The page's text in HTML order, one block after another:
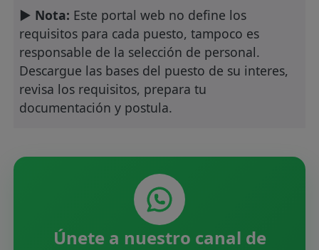
► Nota: Este portal web no define los
requisitos para cada puesto, tampoco es
responsable de la selección de personal.
Descargue las bases del puesto de su interes,
revisa los requisitos, prepara tu
documentación y postula.
Únete a nuestro canal de